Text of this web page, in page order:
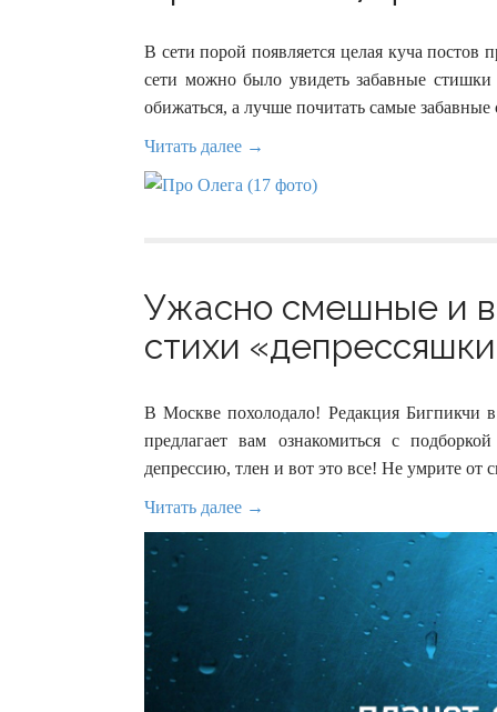
В сети порой появляется целая куча постов
сети можно было увидеть забавные
обижаться, а лучше почитать самые забавные
Читать далее →
Ужасно смешные и
стихи
В Москве похолодало! Редакция Бигпикчи
предлагает вам ознакомиться с
депрессию, тлен и вот это все! Не умрите от
Читать далее →